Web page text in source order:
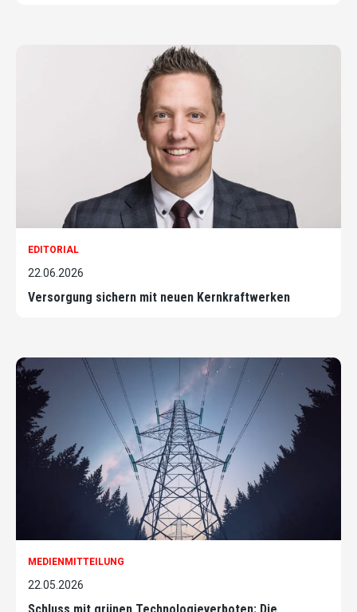
EDITORIAL
22.06.2026
Versorgung sichern mit neuen Kernkraftwerken
MEDIENMITTEILUNG
22.05.2026